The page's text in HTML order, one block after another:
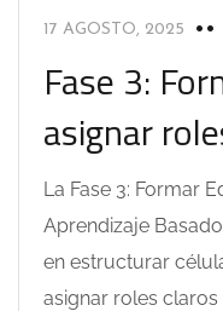
17 AGOSTO, 2025
Fase 3:
asignar
La Fase 3: Formar
Aprendizaje
en estructurar
asignar roles